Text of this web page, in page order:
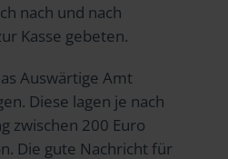
nach und nach
Kasse gebeten.
Auswärtige Amt
Diese lagen je nach
zwischen 200 Euro
Die gute Nachricht für